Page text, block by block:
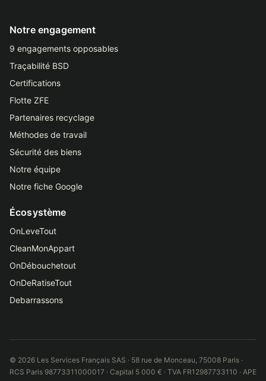
Notre engagement
9 engagements opposables
Traçabilité BSD
Certifications
Flotte ZFE
Partenaires recyclage
Méthodes de travail
Sécurité des biens
Notre équipe
Notre fiche Google
Écosystème
OnLeveTout
CleanMonAppart
OnDébouchetout
OnDeRatiseTout
Debarrassons
© 2026 Les Services Français SAS · 58 rue de Monceau, 75008 Paris ·
RCS Paris 98773311000017 · Capital 5 000 € · TVA FR12987733110 · APE